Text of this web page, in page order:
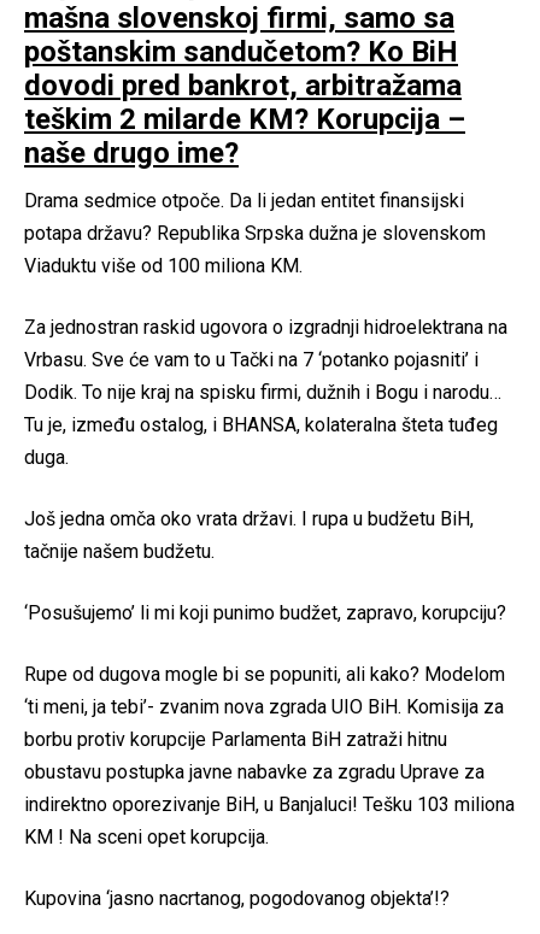
mašna slovenskoj firmi, samo sa
poštanskim sandučetom? Ko BiH
dovodi pred bankrot, arbitražama
teškim 2 milarde KM? Korupcija –
naše drugo ime?
Drama sedmice otpoče. Da li jedan entitet finansijski
potapa državu? Republika Srpska dužna je slovenskom
Viaduktu više od 100 miliona KM.
Za jednostran raskid ugovora o izgradnji hidroelektrana na
Vrbasu. Sve će vam to u Tački na 7 ‘potanko pojasniti’ i
Dodik. To nije kraj na spisku firmi, dužnih i Bogu i narodu…
Tu je, između ostalog, i BHANSA, kolateralna šteta tuđeg
duga.
Još jedna omča oko vrata državi. I rupa u budžetu BiH,
tačnije našem budžetu.
‘Posušujemo’ li mi koji punimo budžet, zapravo, korupciju?
Rupe od dugova mogle bi se popuniti, ali kako? Modelom
‘ti meni, ja tebi’- zvanim nova zgrada UIO BiH. Komisija za
borbu protiv korupcije Parlamenta BiH zatraži hitnu
obustavu postupka javne nabavke za zgradu Uprave za
indirektno oporezivanje BiH, u Banjaluci! Tešku 103 miliona
KM ! Na sceni opet korupcija.
Kupovina ‘jasno nacrtanog, pogodovanog objekta’!?